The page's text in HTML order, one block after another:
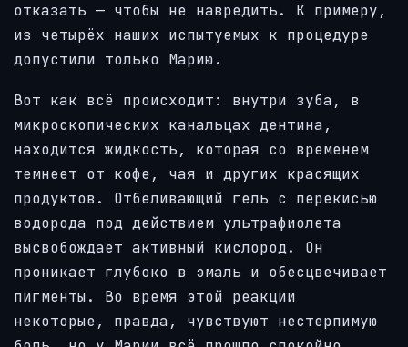
отказать — чтобы не навредить. К примеру,
из четырёх наших испытуемых к процедуре
допустили только Марию.
Вот как всё происходит: внутри зуба, в
микроскопических канальцах дентина,
находится жидкость, которая со временем
темнеет от кофе, чая и других красящих
продуктов. Отбеливающий гель с перекисью
водорода под действием ультрафиолета
высвобождает активный кислород. Он
проникает глубоко в эмаль и обесцвечивает
пигменты. Во время этой реакции
некоторые, правда, чувствуют нестерпимую